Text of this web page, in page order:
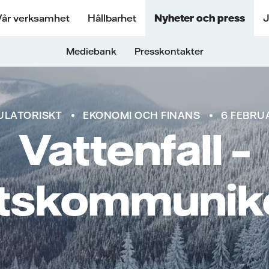
verksamhet Hållbarhet Nyheter och press
Mediebank Presskontakter
EKONOMI OCH FINANS 6
Vattenfall –